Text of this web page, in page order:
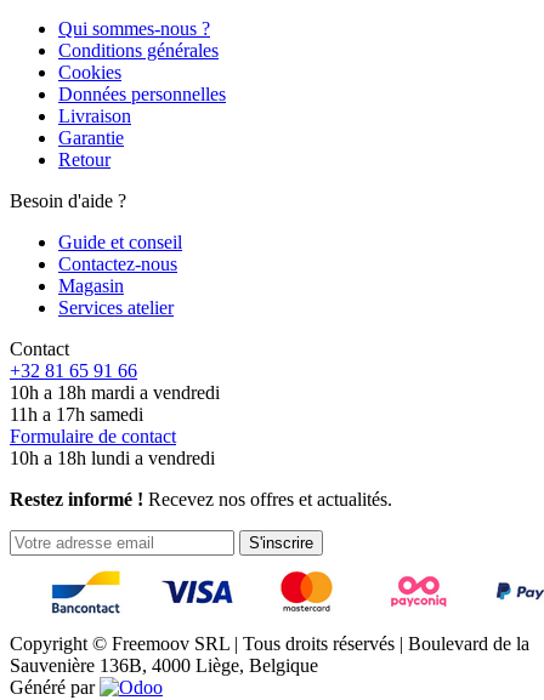
Qui sommes-nous ?
Conditions générales
Cookies
Données personnelles
Livraison
Garantie
Retour
Besoin d'aide ?
Guide et conseil
Contactez-nous
Magasin
Services atelier
Contact
+32 81 65 91 66
10h a 18h mardi a vendredi
11h a 17h samedi
Formulaire de contact
10h a 18h lundi a vendredi
Restez informé ! Recevez nos offres et actualités.
S'inscrire
Copyright © Freemoov SRL | Tous droits réservés | Boulevard de la
Sauvenière 136B, 4000 Liège, Belgique
Généré par